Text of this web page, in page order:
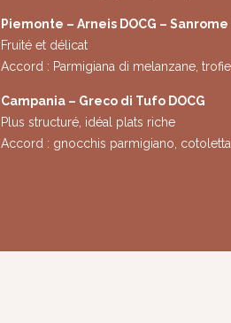
Piemonte – Arneis DOCG – Sanrome
Fruité et délicat
Accord : Parmigiana di melanzane,
Campania – Greco di Tufo DOCG
Plus structuré, idéal plats riche
Accord : gnocchis parmigiano,